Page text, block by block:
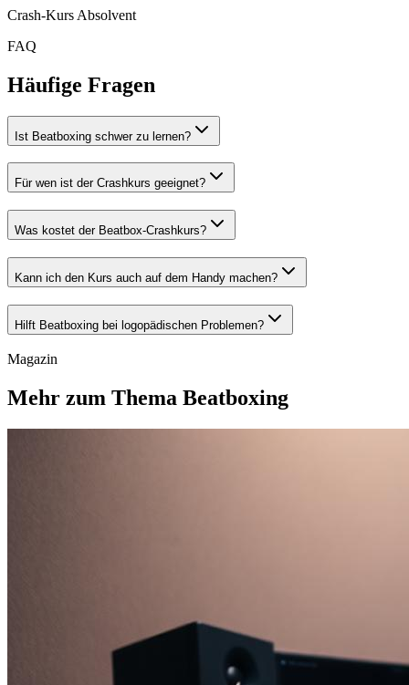
Crash-Kurs Absolvent
FAQ
Häufige Fragen
Ist Beatboxing schwer zu lernen?
Für wen ist der Crashkurs geeignet?
Was kostet der Beatbox-Crashkurs?
Kann ich den Kurs auch auf dem Handy machen?
Hilft Beatboxing bei logopädischen Problemen?
Magazin
Mehr zum Thema Beatboxing